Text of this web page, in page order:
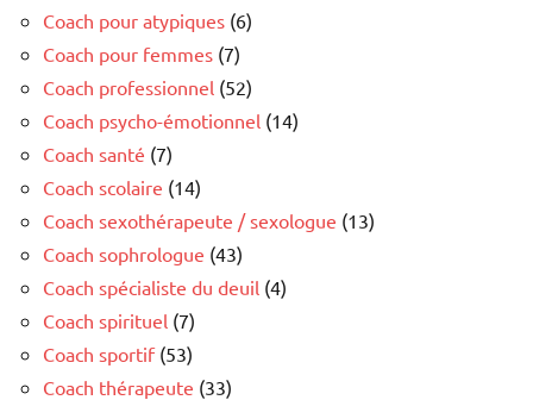
Coach pour atypiques (6)
Coach pour femmes (7)
Coach professionnel (52)
Coach psycho-émotionnel (14)
Coach santé (7)
Coach scolaire (14)
Coach sexothérapeute / sexologue (13)
Coach sophrologue (43)
Coach spécialiste du deuil (4)
Coach spirituel (7)
Coach sportif(53)
Coach thérapeute (33)